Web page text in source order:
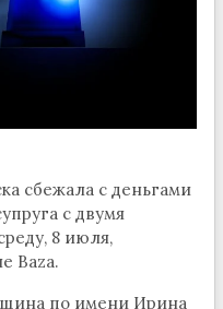
сбежала с деньгами
с двумя
8 июля,
Baza.
по имени Ирина